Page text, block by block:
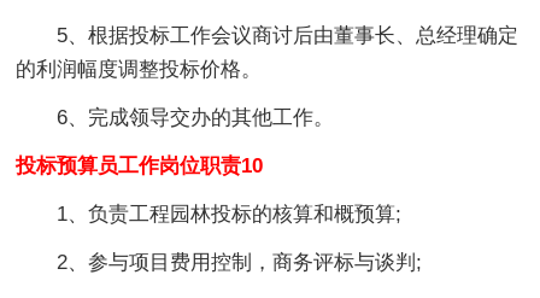
5、根据投标工作会议商讨后由董事长、总经理确定
的利润幅度调整投标价格。
6、完成领导交办的其他工作。
投标预算员工作岗位职责10
1、负责工程园林投标的核算和概预算;
2、参与项目费用控制，商务评标与谈判;